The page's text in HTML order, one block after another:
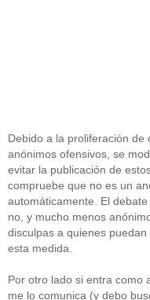
Debido a la proliferación de
anónimos ofensivos, se
evitar la publicación de
compruebe que no es un
automáticamente. El
no, y mucho menos
disculpas a quienes
esta medida.
Por otro lado si entra como
me lo comunica (y debo